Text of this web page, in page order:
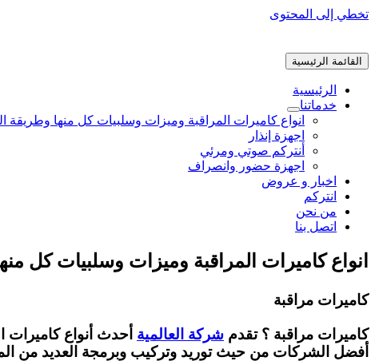
تخطي إلى المحتوى
القائمة الرئيسية
الرئيسية
خدماتنا
انواع كاميرات المراقبة وميزات وسلبيات كل منها وطريقة
اجهزة إنذار
أنتركم صوتي ومرئي
اجهزة حضور وانصراف
اخبار و عروض
انتركم
من نحن
اتصل بنا
انواع كاميرات المراقبة وميزات وسلبيات كل
كاميرات مراقبة
كاميرات مراقبة ؟ تقدم شركة العالمية أحدث أنواع كاميرات
أفضل الشركات من حيث توريد وتركيب وبرمجة العديد من